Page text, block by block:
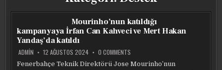
Mourinho’nun katıldığı
kampanyaya İrfan Can Kahveci ve Mert Hakan
Yandaş’da katıldı
ADMIN 12 AĞUSTOS 2024 0 COMMENTS
KATILDIĞI
Fenerbahçe Teknik Direktörü Jose Mourinho’nun